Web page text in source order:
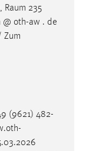
Raum 235
@ oth-aw . de
Zum
(9621) 482-